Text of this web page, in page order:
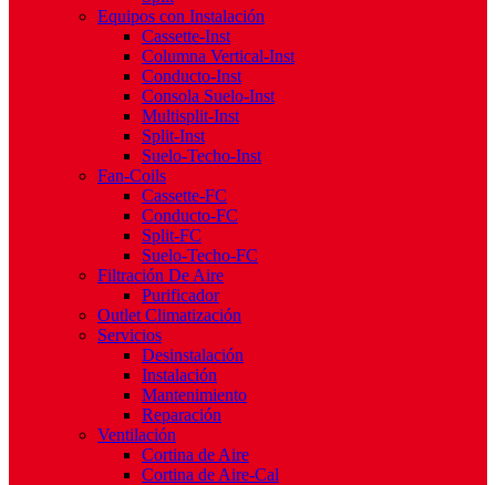
Equipos con Instalación
Cassette-Inst
Columna Vertical-Inst
Conducto-Inst
Consola Suelo-Inst
Multisplit-Inst
Split-Inst
Suelo-Techo-Inst
Fan-Coils
Cassette-FC
Conducto-FC
Split-FC
Suelo-Techo-FC
Filtración De Aire
Purificador
Outlet Climatización
Servicios
Desinstalación
Instalación
Mantenimiento
Reparación
Ventilación
Cortina de Aire
Cortina de Aire-Cal